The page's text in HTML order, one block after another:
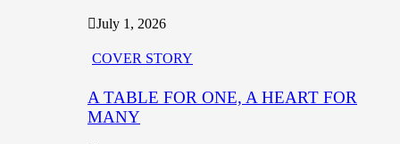
July 1, 2026
COVER STORY
A TABLE FOR ONE, A HEART FOR
MANY